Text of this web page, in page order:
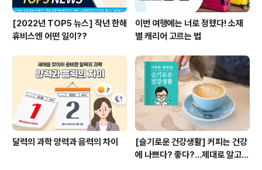
[2022년 TOP5 뉴스] 작년 한해
휴비스엔 어떤 일이??
이번 여행에는 너로 정했다! 소재
별 캐리어 고르는 법
달력의 과학 양력과 음력의 차이
[슬기로운 건강생활] 커피는 건강
에 나쁘다? 좋다?...제대로 알고